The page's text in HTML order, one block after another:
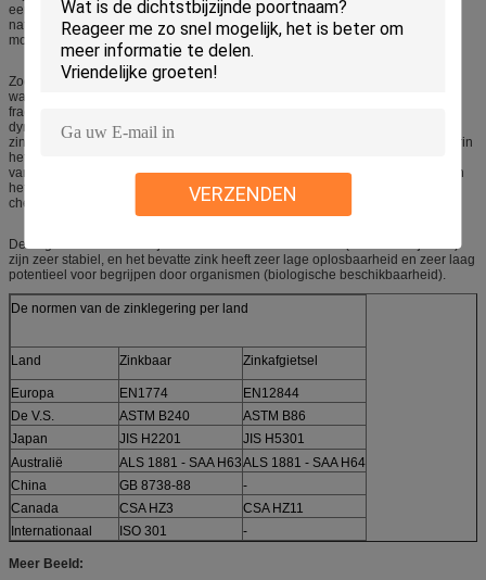
VERZENDEN
een natuurlijke stroom van zink altijd door het milieu toe te schrijven aan de
natuurlijke processen van verwering en erosie cirkelen. Al deze processen
mobiliseren een verscheidenheid van zinksamenstellingen in het milieu.
Zodra gemobiliseerd, staat het zink met de verschillende componenten van
water, sedimenten en grond en uiteindelijk verdelingen tussen verschillende
fracties in deze milieucompartimenten in wisselwerking. Deze interactie en
dynamische processen uiteindelijk in kwestie bepalen het milieulot van het
zink, d.w.z. de vorm waarin het metaal in het milieu aanwezig zal zijn en waarin
het uiteindelijk omhoog zal beëindigen. In dit opzicht, zullen het grootste deel
van het zink terugkeren naar de stabiele chemische vorm, vaak ZnS, waarvan
het oorspronkelijk werd ontgonnen. Deze „mineralisering“ terug in stabiele
chemische vormen sluit de „cyclus.“
De originele en uiteindelijke chemische vormen van zink (hoofdzakelijk ZnS)
zijn zeer stabiel, en het bevatte zink heeft zeer lage oplosbaarheid en zeer laag
potentieel voor begrijpen door organismen (biologische beschikbaarheid).
De normen van de zinklegering per land
Land Zinkbaar Zinkafgietsel
Europa EN1774
EN12844
De V.S.
ASTM B240
ASTM B86
Japan
JIS H2201
JIS H5301
Australië
ALS 1881 - SAA H63ALS 1881 - SAA H64
China
GB 8738-88
-
Canada
CSA HZ3
CSA HZ11
Internationaal
ISO 301 -
Meer Beeld: